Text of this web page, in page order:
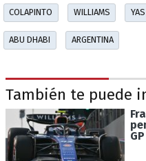
COLAPINTO WILLIAMS
ABU DHABI ARGENTINA
También te puede